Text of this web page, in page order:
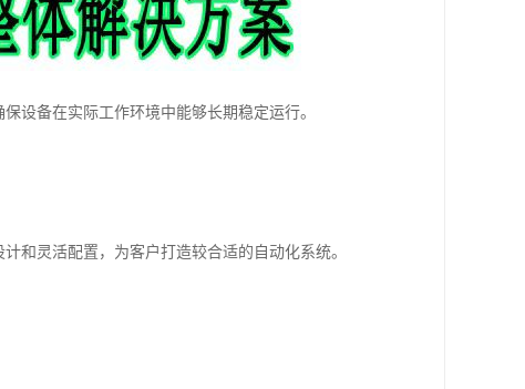
设备在实际工作环境中能够长期稳定运行。
和灵活配置，为客户打造较合适的自动化系统。